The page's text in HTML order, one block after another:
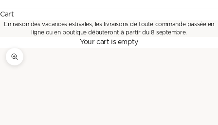
Cart
En raison des vacances estivales, les livraisons de toute commande passée en
ligne ou en boutique débuteront à partir du 8 septembre.
Your cart is empty
Zoom picture